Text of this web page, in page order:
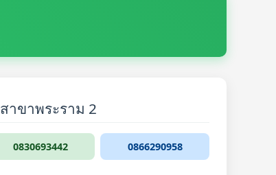
สาขาพระราม 2
0830693442 0866290958